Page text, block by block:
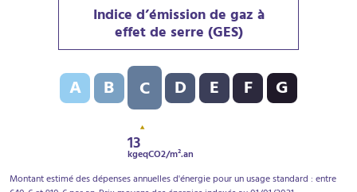
Indice d’émission de gaz à
effet de serre (GES)
Indice d’émission de gaz à effet de serre (GES) : C - 13
A B C
13
kgeqCO2/m².an
D E F G
Montant estimé des dépenses annuelles d'énergie pour un usage standard : entre